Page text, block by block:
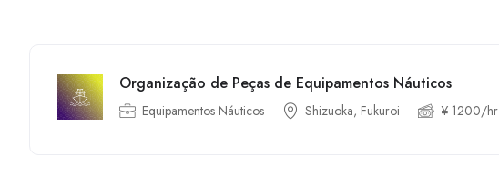
Organização de Peças de Equipamentos Náuticos
Equipamentos Náuticos Shizuoka, Fukuroi ¥ 1200/hr